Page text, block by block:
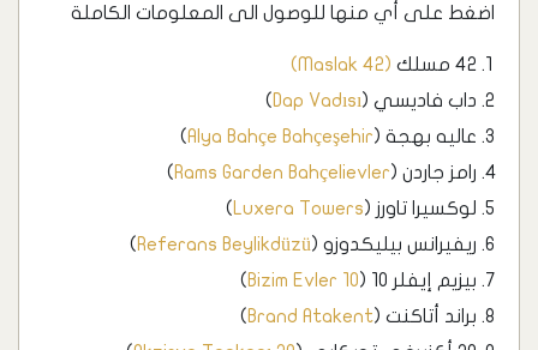
اضغط على أي منها للوصول الى المعلومات الكاملة
42 مسلك
(Maslak 42)
داب فاديسي (Dap Vadısı
)
عاليه بهجة (Alya Bahçe Bahçeşehir
)
رامز جاردن (Rams Garden Bahçelievler
)
لوكسيرا تاورز (Luxera Towers
)
ريفيرانس بيليكدوزو (Referans Beylikdüzü
)
بيزيم إيفلر 10 (
Bizim Evler 10
)
براند أتاكنت (Brand Atakent
)